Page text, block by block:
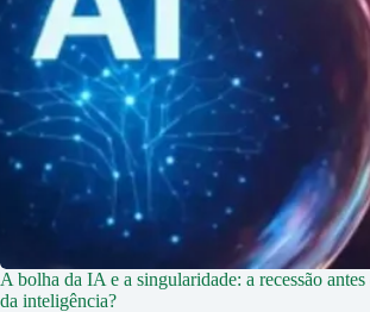
A bolha da IA e a singularidade: a recessão
da inteligência?